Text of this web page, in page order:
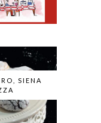
SIENA